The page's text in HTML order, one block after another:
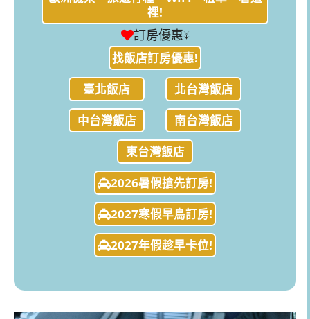
裡!
訂房優惠↓
找飯店訂房優惠!
臺北飯店
北台灣飯店
中台灣飯店
南台灣飯店
東台灣飯店
2026暑假搶先訂房!
2027寒假早鳥訂房!
2027年假趁早卡位!